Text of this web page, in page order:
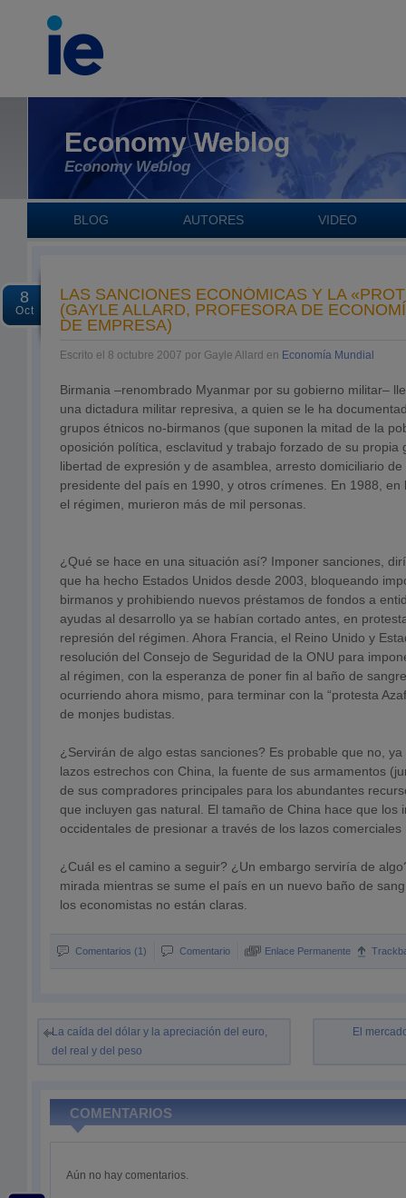
Economy Weblog
Economy Weblog
BLOG AUTORES VIDEO
8
Oct
LAS SANCIONES ECONÓMICAS Y LA
(GAYLE ALLARD, PROFESORA DE
DE EMPRESA)
Escrito el 8 octubre 2007 por Gayle Allard en Economía Mundial
Birmania –renombrado Myanmar por su gobierno militar–
una dictadura militar represiva, a quien se le ha
grupos étnicos no-birmanos (que suponen la mitad de la
oposición política, esclavitud y trabajo forzado de su propia
libertad de expresión y de asamblea, arresto domiciliario
presidente del país en 1990, y otros crímenes. En 1988,
el régimen, murieron más de mil personas.
¿Qué se hace en una situación así? Imponer sanciones,
que ha hecho Estados Unidos desde 2003, bloqueando
birmanos y prohibiendo nuevos préstamos de fondos a
ayudas al desarrollo ya se habían cortado antes, en
represión del régimen. Ahora Francia, el Reino Unido y
resolución del Consejo de Seguridad de la ONU para
al régimen, con la esperanza de poner fin al baño de
ocurriendo ahora mismo, para terminar con la “protesta
de monjes budistas.
¿Servirán de algo estas sanciones? Es probable que no,
lazos estrechos con China, la fuente de sus armamentos
de sus compradores principales para los abundantes
que incluyen gas natural. El tamaño de China hace que los
occidentales de presionar a través de los lazos
¿Cuál es el camino a seguir? ¿Un embargo serviría de
mirada mientras se sume el país en un nuevo baño de
los economistas no están claras.
Comentarios (1) Comentario Enlace Permanente
La caída del dólar y la apreciación del euro,
del real y del peso
El
COMENTARIOS
Aún no hay comentarios.